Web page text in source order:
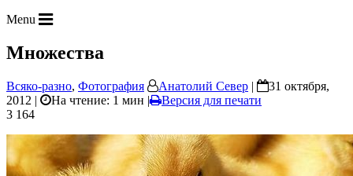
Menu
Множества
Всяко-разно, Фотография Анатолий Север |
31 октября,
2012 |
На чтение: 1 мин |
Версия для печати
3 164